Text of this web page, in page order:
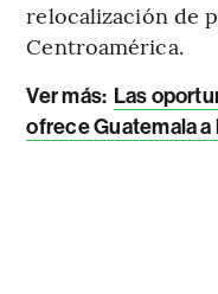
relocalización de
Centroamérica.
Ver más: Las
ofrece Guatemala